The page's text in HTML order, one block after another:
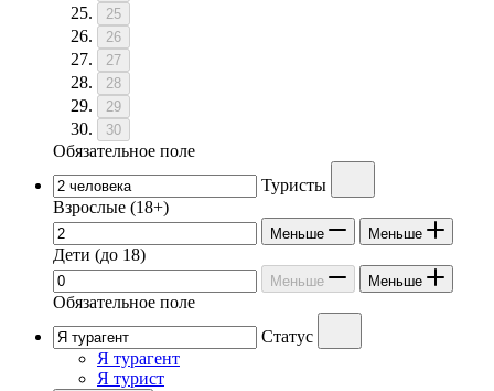
25
26
27
28
29
30
Обязательное поле
Туристы
Взрослые (18+)
Меньше Меньше
Дети (до 18)
Меньше Меньше
Обязательное поле
Статус
Я турагент
Я турист